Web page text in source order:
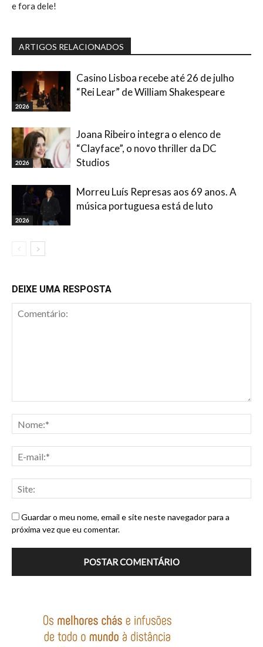
e fora dele!
ARTIGOS RELACIONADOS
2026
Casino Lisboa recebe até 26 de julho
“Rei Lear” de William Shakespeare
2026
Joana Ribeiro integra o elenco de
“Clayface”, o novo thriller da DC
Studios
2026
Morreu Luís Represas aos 69 anos. A
música portuguesa está de luto
DEIXE UMA RESPOSTA
Guardar o meu nome, email e site neste navegador para a
próxima vez que eu comentar.